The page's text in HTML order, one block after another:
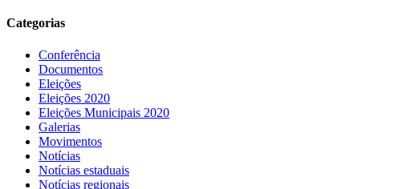
Categorias
Conferência
Documentos
Eleições
Eleições 2020
Eleições Municipais 2020
Galerias
Movimentos
Notícias
Notícias estaduais
Notícias regionais